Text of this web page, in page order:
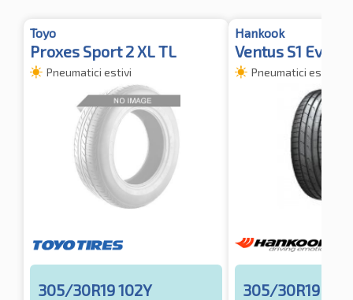
Toyo
Proxes Sport 2 XL TL
Pneumatici estivi
305/30R19 102Y
Hankook
Ventus S1 Evo 3
Pneumatici estivi
305/30R19